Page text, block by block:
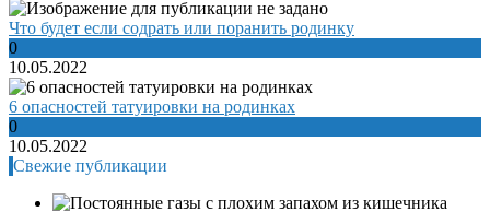
Что будет если содрать или поранить родинку
0
10.05.2022
6 опасностей татуировки на родинках
0
10.05.2022
Свежие публикации